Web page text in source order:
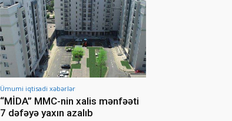
Ümumi iqtisadi xəbərlər
“MİDA” MMC-nin xalis mənfəəti
7 dəfəyə yaxın azalıb